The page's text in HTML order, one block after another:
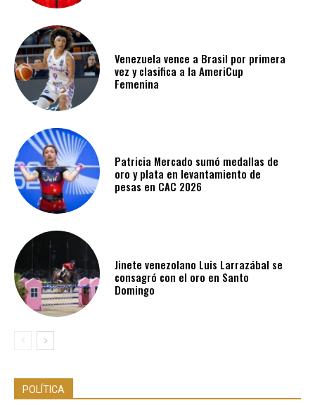
Venezuela vence a Brasil por primera
vez y clasifica a la AmeriCup
Femenina​
Patricia Mercado sumó medallas de
oro y plata en levantamiento de
pesas en CAC 2026
Jinete venezolano Luis Larrazábal se
consagró con el oro en Santo
Domingo
POLÍTICA